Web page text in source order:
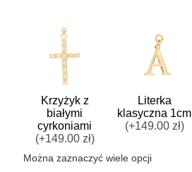
Krzyżyk z
białymi
cyrkoniami
(+149.00 zł)
Literka
klasyczna 1cm
(+149.00 zł)
Można zaznaczyć wiele opcji